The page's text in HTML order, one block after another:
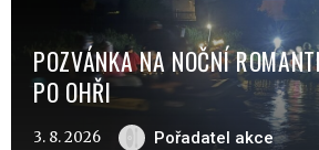
POZVÁNKA NA NOČNÍ
PO OHŘI
3. 8. 2026 Pořadatel akce